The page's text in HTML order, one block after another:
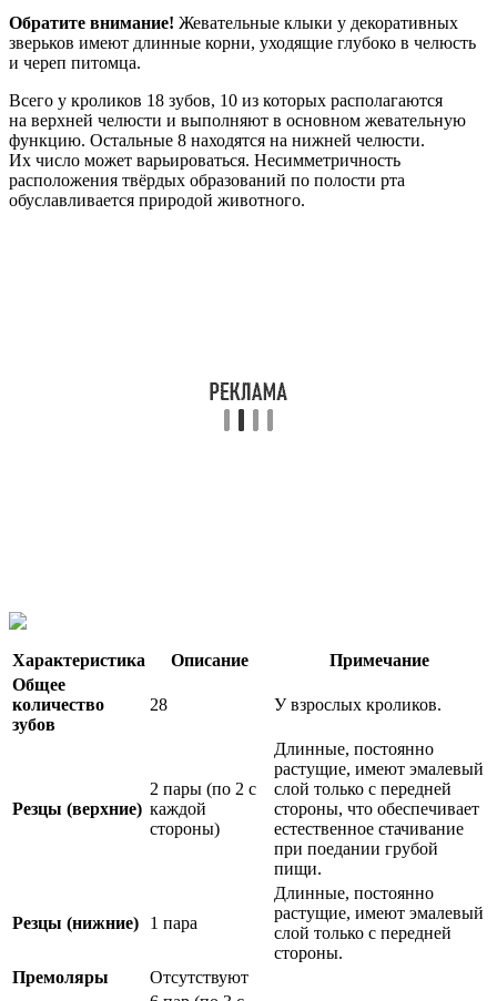
Обратите внимание! Жевательные клыки у декоративных
зверьков имеют длинные корни, уходящие глубоко в челюсть
и череп питомца.
Всего у кроликов 18 зубов, 10 из которых располагаются
на верхней челюсти и выполняют в основном жевательную
функцию. Остальные 8 находятся на нижней челюсти.
Их число может варьироваться. Несимметричность
расположения твёрдых образований по полости рта
обуславливается природой животного.
Характеристика Описание
Примечание
Общее
количество
зубов
28 У взрослых кроликов.
Резцы (верхние)
2 пары (по 2 с
каждой
стороны)
Длинные, постоянно
растущие, имеют эмалевый
слой только с передней
стороны, что обеспечивает
естественное стачивание
при поедании грубой
пищи.
Резцы (нижние) 1 пара
Длинные, постоянно
растущие, имеют эмалевый
слой только с передней
стороны.
Премоляры
Отсутствуют